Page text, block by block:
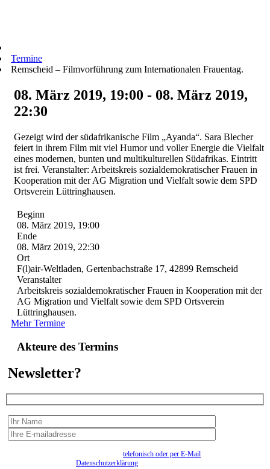
Termine
Remscheid – Filmvorführung zum Internationalen Frauentag.
08. März 2019, 19:00 - 08. März 2019,
22:30
Gezeigt wird der südafrikanische Film „Ayanda“. Sara Blecher
feiert in ihrem Film mit viel Humor und voller Energie die Vielfalt
eines modernen, bunten und multikulturellen Südafrikas. Eintritt
ist frei. Veranstalter: Arbeitskreis sozialdemokratischer Frauen in
Kooperation mit der AG Migration und Vielfalt sowie dem SPD
Ortsverein Lüttringhausen.
Beginn
08. März 2019, 19:00
Ende
08. März 2019, 22:30
Ort
F(l)air-Weltladen, Gertenbachstraße 17, 42899 Remscheid
Veranstalter
Arbeitskreis sozialdemokratischer Frauen in Kooperation mit der
AG Migration und Vielfalt sowie dem SPD Ortsverein
Lüttringhausen.
Mehr Termine
Akteure des Termins
Newsletter?
telefonisch oder per E-Mail
Datenschutzerklärung